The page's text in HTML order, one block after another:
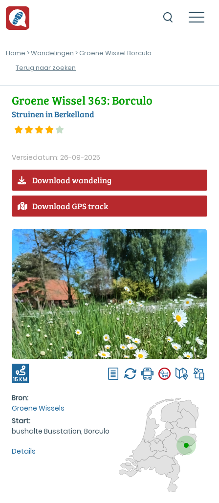
Home >Wandelingen > Groene Wissel Borculo
Terug naar zoeken
Groene Wissel 363: Borculo
Struinen in Berkelland
Versiedatum: 26-09-2025
Download wandeling
Download GPS track
15 KM
Bron:
Groene Wissels
Start:
bushalte Busstation, Borculo
Details